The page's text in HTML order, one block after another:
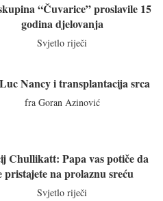
“Čuvarice” proslavile 15
godina djelovanja
Svjetlo riječi
Nancy i transplantacija srca
fra Goran Azinović
Chullikatt: Papa vas potiče da
pristajete na prolaznu sreću
Svjetlo riječi